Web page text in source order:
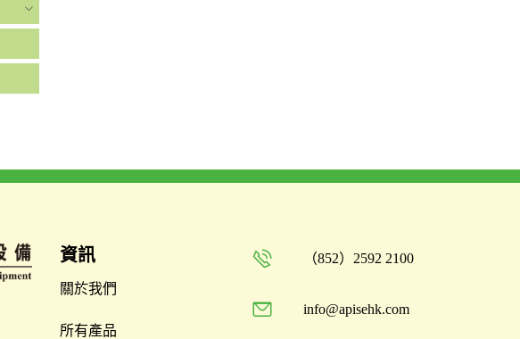
資訊
關於我們
所有產品
（852）2592 2100
info@apisehk.com